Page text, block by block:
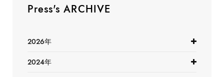
Press's ARCHIVE
2026年
2024年